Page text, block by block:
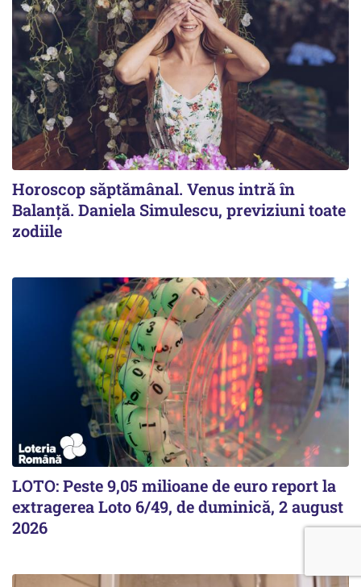
Horoscop săptămânal. Venus intră în
Balanță. Daniela Simulescu, previziuni toate
zodiile
LOTO: Peste 9,05 milioane de euro report la
extragerea Loto 6/49, de duminică, 2 august
2026